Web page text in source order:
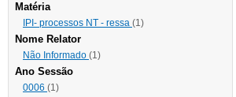
Matéria
IPI- processos NT - ressa (1)
Nome Relator
Não Informado (1)
Ano Sessão
0006 (1)